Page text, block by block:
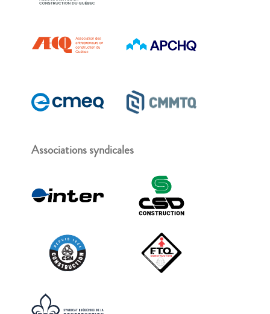
Associations syndicales